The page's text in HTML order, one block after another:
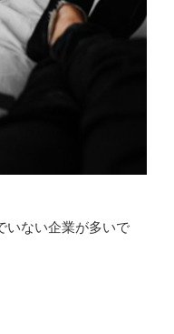
いない企業が多いで